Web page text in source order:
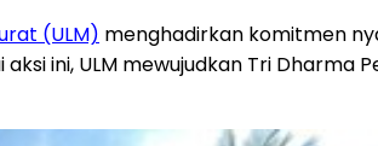
(ULM) menghadirkan komitmen
aksi ini, ULM mewujudkan Tri Dharma